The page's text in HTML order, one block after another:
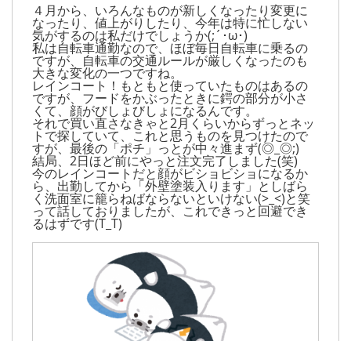
４月から、いろんなものが新しくなったり変更に
なったり、値上がりしたり、今年は特に忙しない
気がするのは私だけでしょうか(;´･ω･)
私は自転車通勤なので、ほぼ毎日自転車に乗るの
ですが、自転車の交通ルールが厳しくなったのも
大きな変化の一つですね。
レインコート！もともと使っていたものはあるの
ですが、フードをかぶったときに鍔の部分が小さ
くて、顔がびしょびしょになるんです。
それで買い直さなきゃと2月くらいからずっとネッ
トで探していて、これと思うものを見つけたので
すが、最後の「ポチ」っとが中々進まず(◎_◎;)
結局、2日ほど前にやっと注文完了しました(笑)
今のレインコートだと顔がビショビショになるか
ら、出勤してから「外壁塗装入ります」としばら
く洗面室に籠らねばならないといけない(>_<)と笑
って話しておりましたが、これできっと回避でき
るはずです(T_T)